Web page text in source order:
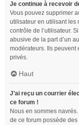
Je continue à recevoir
Vous pouvez supprimer
utilisateur en utilisant les
contrôle de l’utilisateur.
abusive de la part d’un
modérateurs. Ils peuvent
privés.
Haut
J’ai reçu un courrier
ce forum !
Nous en sommes
de ce forum possède